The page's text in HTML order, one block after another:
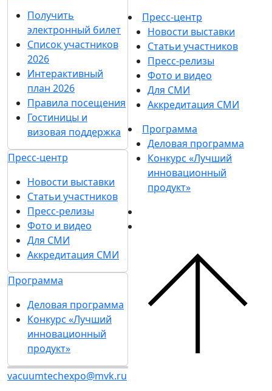
Получить
электронный билет
Список участников
2026
Интерактивный
план 2026
Правила посещения
Гостиницы и
визовая поддержка
Пресс-центр
Новости выставки
Статьи участников
Пресс-релизы
Фото и видео
Для СМИ
Аккредитация СМИ
Программа
Деловая программа
Конкурс «Лучший
инновационный
продукт»
vacuumtechexpo@mvk.ru
Пресс-центр
Новости выставки
Статьи участников
Пресс-релизы
Фото и видео
Для СМИ
Аккредитация СМИ
Программа
Деловая программа
Конкурс «Лучший
инновационный
продукт»